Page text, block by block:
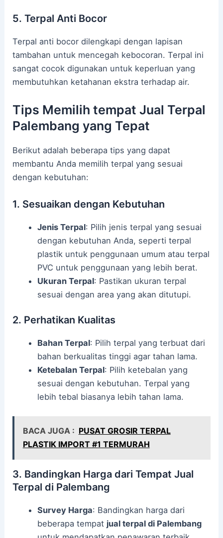
5. Terpal Anti Bocor
Terpal anti bocor dilengkapi dengan lapisan
tambahan untuk mencegah kebocoran. Terpal ini
sangat cocok digunakan untuk keperluan yang
membutuhkan ketahanan ekstra terhadap air.
Tips Memilih tempat Jual Terpal
Palembang yang Tepat
Berikut adalah beberapa tips yang dapat
membantu Anda memilih terpal yang sesuai
dengan kebutuhan:
1. Sesuaikan dengan Kebutuhan
Jenis Terpal: Pilih jenis terpal yang sesuai
dengan kebutuhan Anda, seperti terpal
plastik untuk penggunaan umum atau terpal
PVC untuk penggunaan yang lebih berat.
Ukuran Terpal: Pastikan ukuran terpal
sesuai dengan area yang akan ditutupi.
2. Perhatikan Kualitas
Bahan Terpal: Pilih terpal yang terbuat dari
bahan berkualitas tinggi agar tahan lama.
Ketebalan Terpal: Pilih ketebalan yang
sesuai dengan kebutuhan. Terpal yang
lebih tebal biasanya lebih tahan lama.
BACA JUGA : PUSAT GROSIR TERPAL
PLASTIK IMPORT #1 TERMURAH
3. Bandingkan Harga dari Tempat Jual
Terpal di Palembang
Survey Harga: Bandingkan harga dari
beberapa tempat jual terpal di Palembang